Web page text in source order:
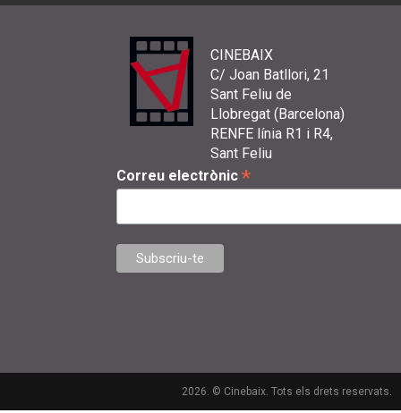
CINEBAIX
C/ Joan Batllori, 21
Sant Feliu de
Llobregat (Barcelona)
RENFE línia R1 i R4,
Sant Feliu
Correu electrònic *
2026. © Cinebaix. Tots els drets reservats.